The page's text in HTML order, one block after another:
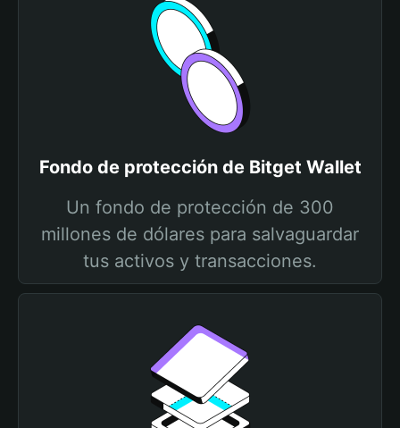
Fondo de protección de Bitget Wallet
Un fondo de protección de 300
millones de dólares para salvaguardar
tus activos y transacciones.